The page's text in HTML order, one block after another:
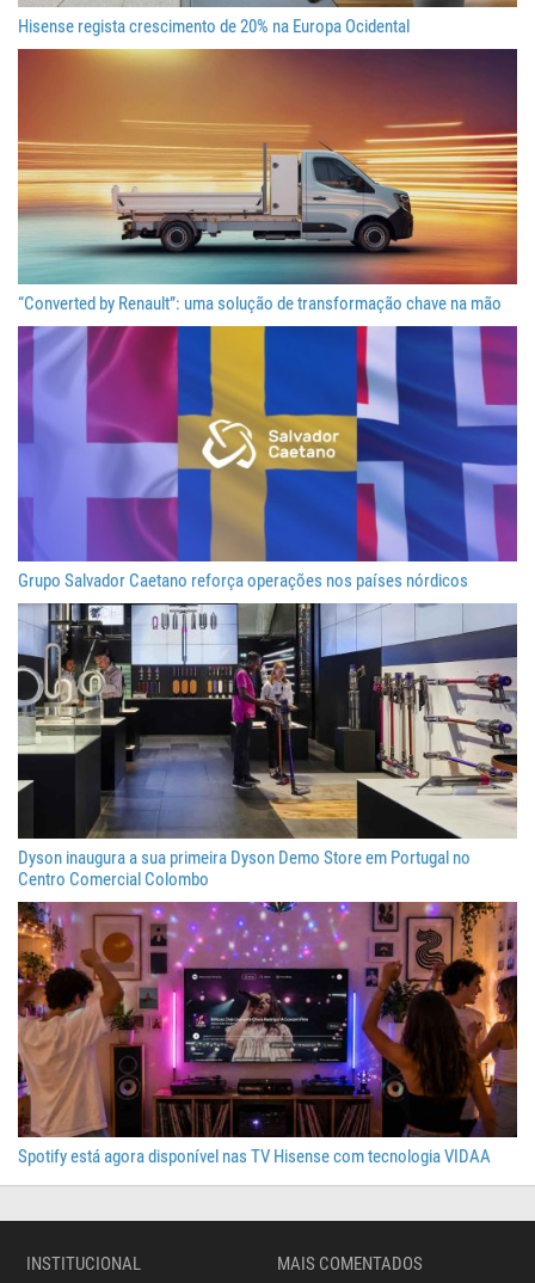
Hisense regista crescimento de 20% na Europa Ocidental
“Converted by Renault”: uma solução de transformação chave na mão
Grupo Salvador Caetano reforça operações nos países nórdicos
Dyson inaugura a sua primeira Dyson Demo Store em Portugal no
Centro Comercial Colombo
Spotify está agora disponível nas TV Hisense com tecnologia VIDAA
INSTITUCIONAL MAIS COMENTADOS